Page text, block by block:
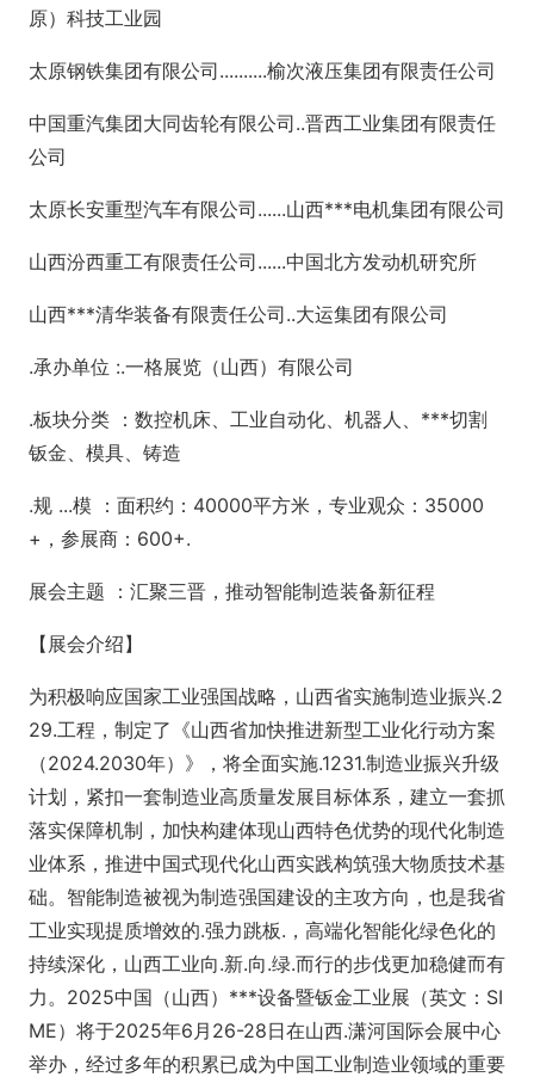
原）科技工业园
太原钢铁集团有限公司..........榆次液压集团有限责任公司
中国重汽集团大同齿轮有限公司..晋西工业集团有限责任
公司
太原长安重型汽车有限公司......山西***电机集团有限公司
山西汾西重工有限责任公司......中国北方发动机研究所
山西***清华装备有限责任公司..大运集团有限公司
.承办单位 :.一格展览（山西）有限公司
.板块分类 ：数控机床、工业自动化、机器人、***切割
钣金、模具、铸造
.规 ...模 ：面积约：40000平方米，专业观众：35000
+，参展商：600+.
展会主题 ：汇聚三晋，推动智能制造装备新征程
【展会介绍】
为积极响应国家工业强国战略，山西省实施制造业振兴.2
29.工程，制定了《山西省加快推进新型工业化行动方案
（2024.2030年）》，将全面实施.1231.制造业振兴升级
计划，紧扣一套制造业高质量发展目标体系，建立一套抓
落实保障机制，加快构建体现山西特色优势的现代化制造
业体系，推进中国式现代化山西实践构筑强大物质技术基
础。智能制造被视为制造强国建设的主攻方向，也是我省
工业实现提质增效的.强力跳板.，高端化智能化绿色化的
持续深化，山西工业向.新.向.绿.而行的步伐更加稳健而有
力。2025中国（山西）***设备暨钣金工业展（英文：SI
ME）将于2025年6月26-28日在山西.潇河国际会展中心
举办，经过多年的积累已成为中国工业制造业领域的重要